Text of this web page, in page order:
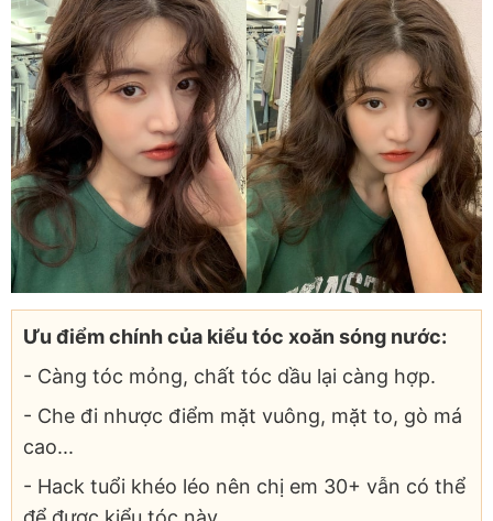
Ưu điểm chính của kiểu tóc xoăn sóng nước:
- Càng tóc mỏng, chất tóc dầu lại càng hợp.
- Che đi nhược điểm mặt vuông, mặt to, gò má
cao...
- Hack tuổi khéo léo nên chị em 30+ vẫn có thể